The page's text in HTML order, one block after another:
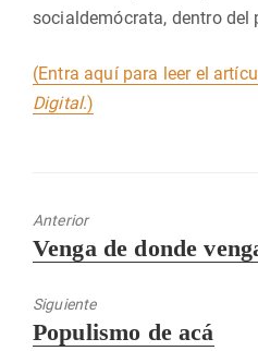
socialdemócrata, dentro del
(Entra aquí para leer el
Digital.)
Anterior
Entrada
Venga de donde
Siguiente
Entrada
Populismo de acá